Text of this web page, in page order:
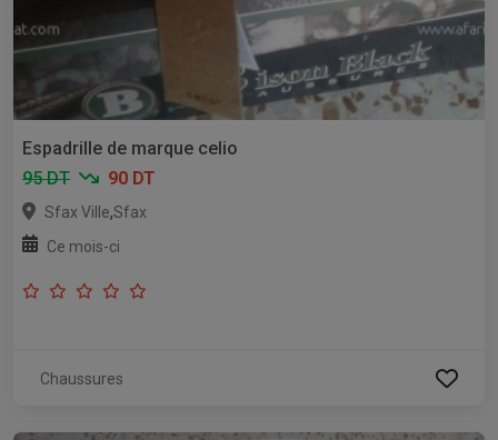
Espadrille de marque celio
95 DT
90 DT
Sfax Ville,Sfax
Ce mois-ci
Chaussures